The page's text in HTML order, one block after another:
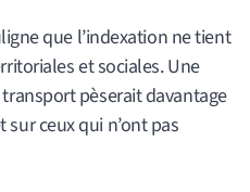
que l’indexation ne tient
et sociales. Une
pèserait davantage
ceux qui n’ont pas